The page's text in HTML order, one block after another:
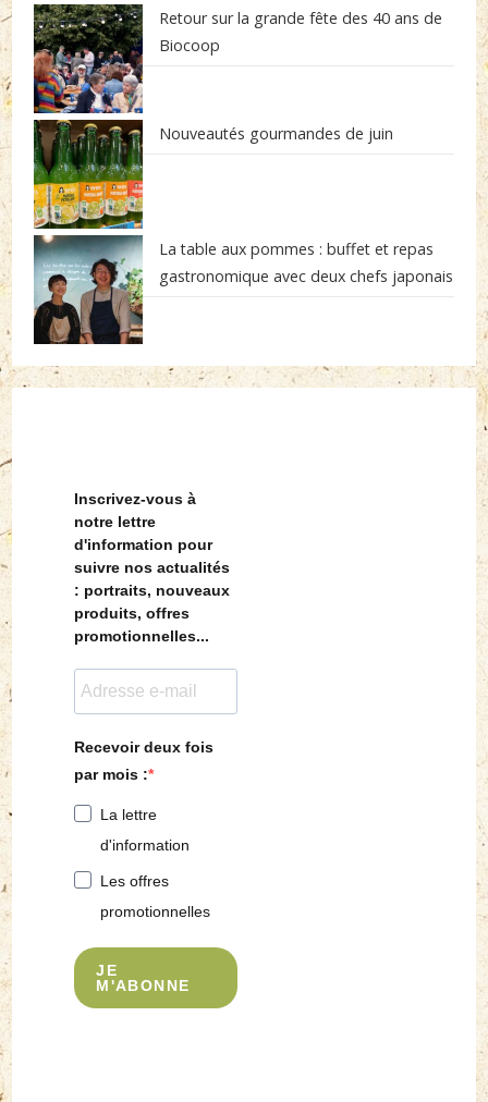
Retour sur la grande fête des 40 ans de
Biocoop
Nouveautés gourmandes de juin
La table aux pommes : buffet et repas
gastronomique avec deux chefs japonais
Inscrivez-vous à
notre lettre
d'information pour
suivre nos actualités
: portraits, nouveaux
produits, offres
promotionnelles...
Recevoir deux fois
par mois :
La lettre
d'information
Les offres
promotionnelles
JE
M'ABONNE